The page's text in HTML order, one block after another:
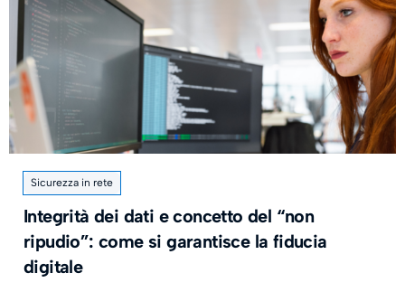
Sicurezza in rete
Integrità dei dati e concetto del “non
ripudio”: come si garantisce la fiducia
digitale